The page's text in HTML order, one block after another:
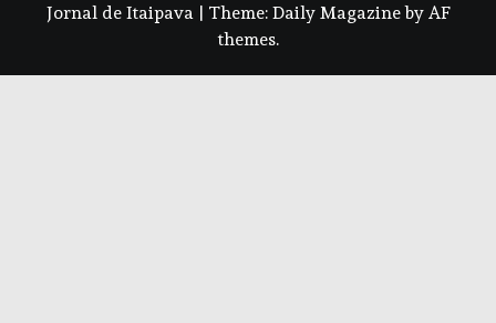
Jornal de Itaipava | Theme: Daily Magazineby AF
themes.